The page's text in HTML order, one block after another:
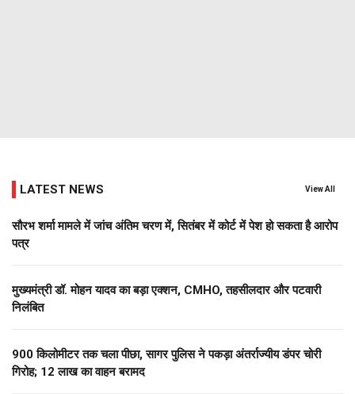
LATEST NEWS View All
सौरभ शर्मा मामले में जांच अंतिम चरण में, सितंबर में कोर्ट में पेश हो सकता है आरोप
पत्र
मुख्यमंत्री डॉ. मोहन यादव का बड़ा एक्शन, CMHO, तहसीलदार और पटवारी
निलंबित
900 किलोमीटर तक चला पीछा, सागर पुलिस ने पकड़ा अंतर्राज्यीय डंपर चोरी
गिरोह; 12 लाख का वाहन बरामद